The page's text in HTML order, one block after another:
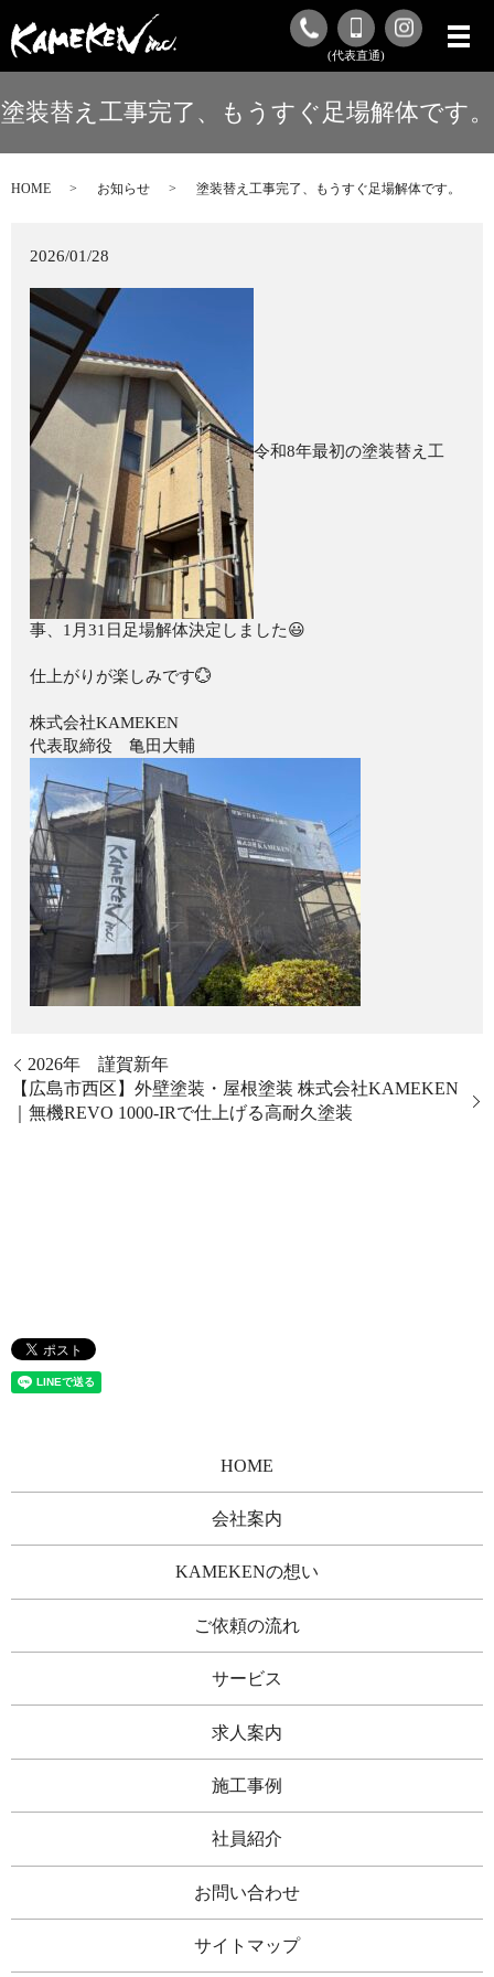
(代表直通)
塗装替え工事完了、もうすぐ足場解体です。
HOME お知らせ 塗装替え工事完了、もうすぐ足場解体です。
2026/01/28
令和8年最初の塗装替え工
事、1月31日足場解体決定しました😃
仕上がりが楽しみです💮
株式会社KAMEKEN
代表取締役 亀田大輔
2026年 謹賀新年
【広島市西区】外壁塗装・屋根塗装 株式会社KAMEKEN
｜無機REVO 1000-IRで仕上げる高耐久塗装
HOME
会社案内
KAMEKENの想い
ご依頼の流れ
サービス
求人案内
施工事例
社員紹介
お問い合わせ
サイトマップ